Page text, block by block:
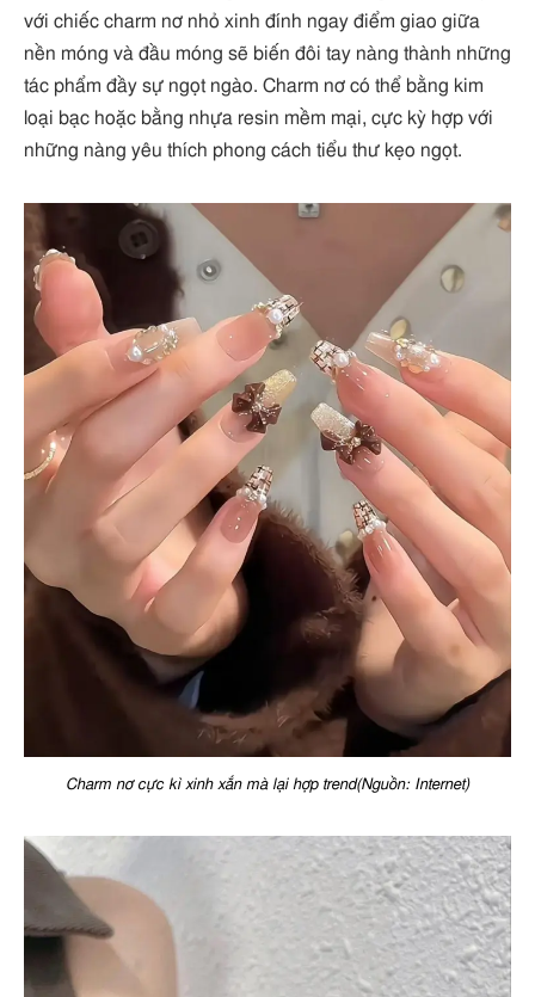
với chiếc charm nơ nhỏ xinh đính ngay điểm giao giữa
nền móng và đầu móng sẽ biến đôi tay nàng thành những
tác phẩm đầy sự ngọt ngào. Charm nơ có thể bằng kim
loại bạc hoặc bằng nhựa resin mềm mại, cực kỳ hợp với
những nàng yêu thích phong cách tiểu thư kẹo ngọt.
Charm nơ cực kì xinh xắn mà lại hợp trend(Nguồn: Internet)